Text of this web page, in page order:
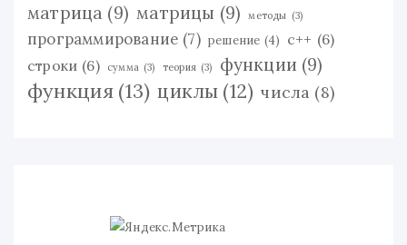
матрица (9) матрицы (9) методы (3)
программирование (7) решение (4) с++ (6)
строки (6) сумма (3) теория (3) функции (9)
функция (13) циклы (12) числа (8)